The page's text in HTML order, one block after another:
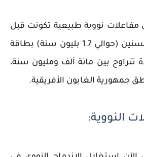
مفاعلات نووية طبيعية تكونت قبل
مئات الملايين من السنين (حوالي 1.7 بليون سنة) بطاقة
تتراوح بين مائة ألف ومليون سنة،
الغابون الأفريقية.
النووية: